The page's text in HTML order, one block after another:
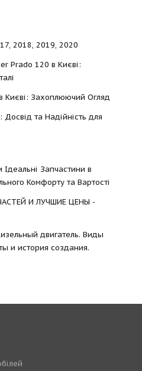
2018, 2019, 2020
Prado 120 в Києві:
Києві: Захоплюючий Огляд
Досвід та Надійність для
Запчастини в
Комфорту та Вартості
И ЛУЧШИЕ ЦЕНЫ -
двигатель. Виды
и история создания.